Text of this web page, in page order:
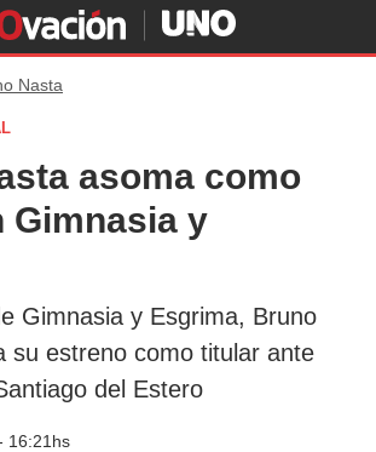
Nasta
asoma como
Gimnasia y
Gimnasia y Esgrima, Bruno
su estreno como titular ante
del Estero
16:21hs